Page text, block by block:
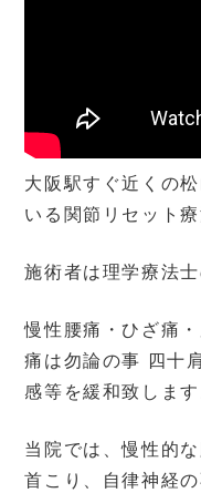
大阪駅すぐ近くの
いる関節リセット
施術者は理学療法
慢性腰痛・ひざ痛
痛は勿論の事 四十
感等を緩和致します
当院では、慢性的
首こり、自律神経